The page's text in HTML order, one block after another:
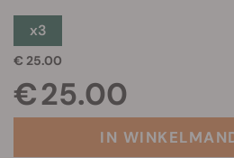
x3
€ 25.00
€ 25.00
IN